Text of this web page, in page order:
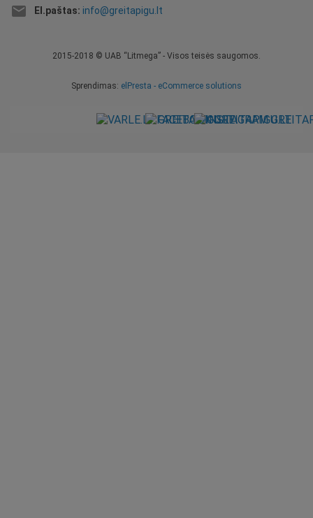
email El.paštas: info@greitapigu.lt
2015-2018 © UAB “Litmega” - Visos teisės saugomos.
Sprendimas: elPresta - eCommerce solutions